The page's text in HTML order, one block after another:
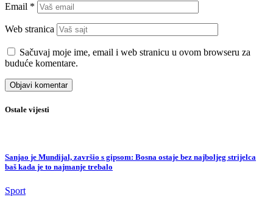
Email *
Web stranica
Sačuvaj moje ime, email i web stranicu u ovom browseru za
buduće komentare.
Ostale vijesti
Sanjao je Mundijal, završio s gipsom: Bosna ostaje bez najboljeg strijelca
baš kada je to najmanje trebalo
Sport